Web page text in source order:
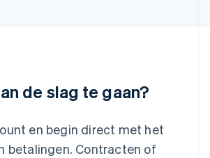
de slag te gaan?
en begin direct met het
betalingen. Contracten of
English